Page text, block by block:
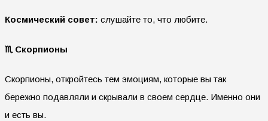
Космический совет: слушайте то, что любите.
♏ Скорпионы
Скорпионы, откройтесь тем эмоциям, которые вы так
бережно подавляли и скрывали в своем сердце. Именно они
и есть вы.